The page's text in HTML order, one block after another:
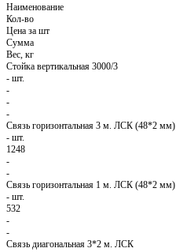
Наименование
Кол-во
Цена за шт
Сумма
Вес, кг
Стойка вертикальная 3000/3
- шт.
-
-
-
Связь горизонтальная 3 м. ЛСК (48*2 мм)
- шт.
1248
-
-
Связь горизонтальная 1 м. ЛСК (48*2 мм)
- шт.
532
-
-
Связь диагональная 3*2 м. ЛСК